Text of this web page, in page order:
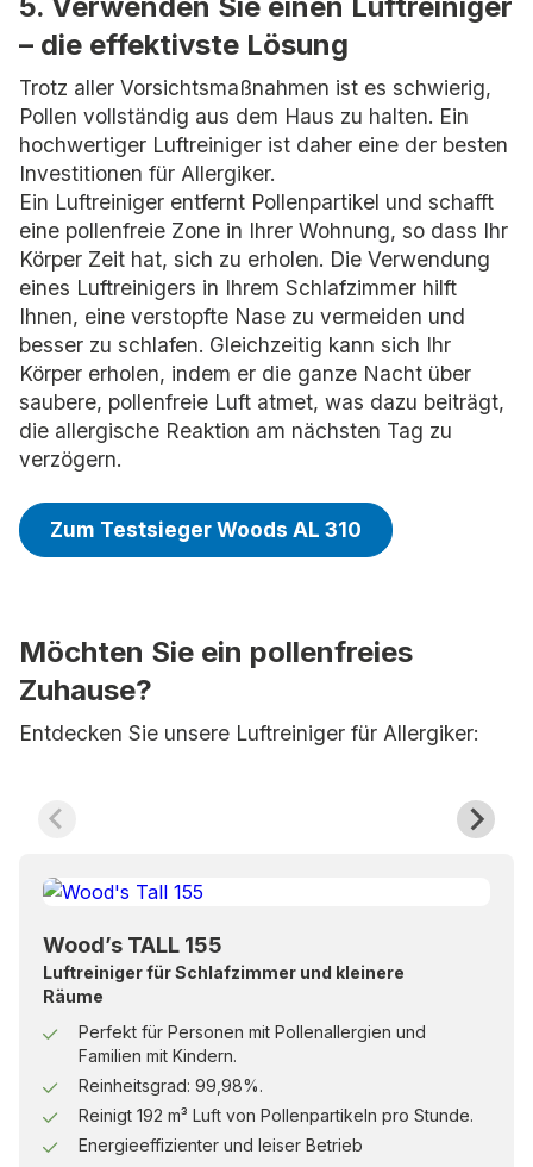
– die effektivste Lösung
Trotz aller Vorsichtsmaßnahmen ist es schwierig,
Pollen vollständig aus dem Haus zu halten. Ein
hochwertiger Luftreiniger ist daher eine der besten
Investitionen für Allergiker.
Ein Luftreiniger entfernt Pollenpartikel und schafft
eine pollenfreie Zone in Ihrer Wohnung, so dass Ihr
Körper Zeit hat, sich zu erholen. Die Verwendung
eines Luftreinigers in Ihrem Schlafzimmer hilft
Ihnen, eine verstopfte Nase zu vermeiden und
besser zu schlafen. Gleichzeitig kann sich Ihr
Körper erholen, indem er die ganze Nacht über
saubere, pollenfreie Luft atmet, was dazu beiträgt,
die allergische Reaktion am nächsten Tag zu
verzögern.
Zum Testsieger Woods AL 310
Möchten Sie ein pollenfreies
Zuhause?
Entdecken Sie unsere Luftreiniger für Allergiker:
Wood’s TALL 155
Luftreiniger für Schlafzimmer und kleinere
Räume
Perfekt für Personen mit Pollenallergien und
Familien mit Kindern.
Reinheitsgrad: 99,98%.
Reinigt 192 m³ Luft von Pollenpartikeln pro Stunde.
Energieeffizienter und leiser Betrieb